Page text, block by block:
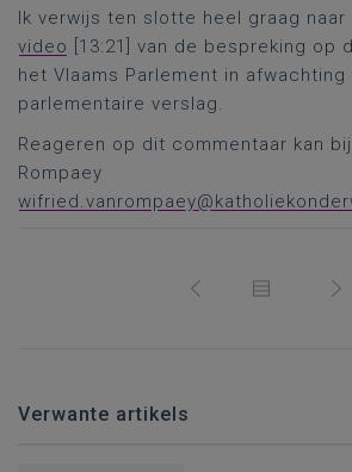
Ik verwijs ten slotte heel graag
video
[13:21] van de bespreking op
het Vlaams Parlement in
parlementaire verslag.
Reageren op dit commentaar kan
Rompaey
Verwante artikels